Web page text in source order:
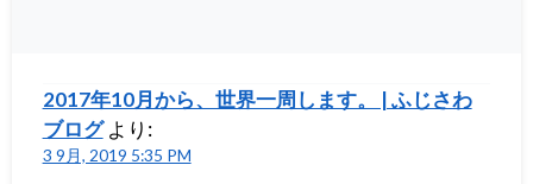
2017年10月から、世界一周します。 | ふじさわ
ブログ より:
3 9月, 2019 5:35 PM